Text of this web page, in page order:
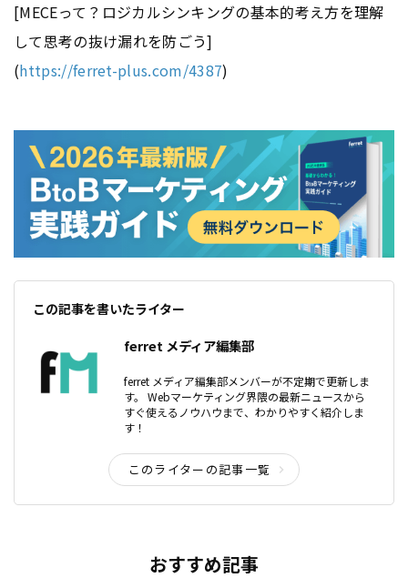
[MECEって？ロジカルシンキングの基本的考え方を理解
して思考の抜け漏れを防ごう]
(https://ferret-plus.com/4387)
この記事を書いたライター
ferret メディア編集部
ferret メディア編集部メンバーが不定期で更新しま
す。 Webマーケティング界隈の最新ニュースから
すぐ使えるノウハウまで、わかりやすく紹介しま
す！
このライターの記事一覧
おすすめ記事